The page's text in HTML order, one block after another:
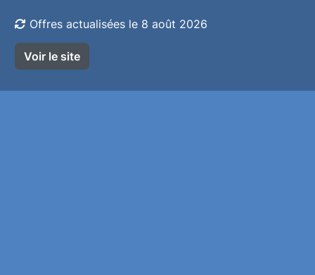
Offres actualisées le 8 août 2026
Voir le site